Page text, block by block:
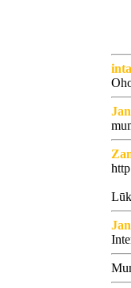
inta